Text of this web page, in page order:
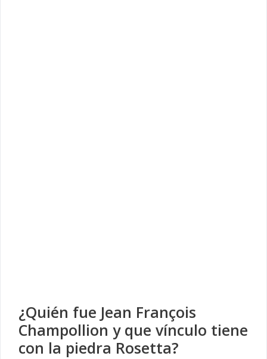
¿Quién fue Jean François
Champollion y que vínculo tiene
con la piedra Rosetta?